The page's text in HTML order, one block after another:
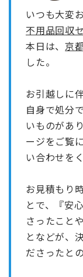
いつも大変
不用品回収
本日は、京
した。
お引越しに
自身で処分
いものがあ
ージをご覧
い合わせを
お見積もり
とで、『安
さったこと
となどが、
ださったと